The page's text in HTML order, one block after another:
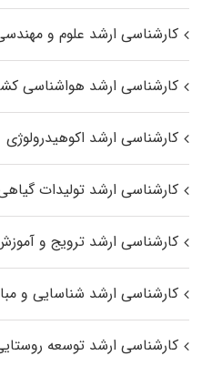
کارشناسی ارشد علوم و
کارشناسی ارشد هواشناسی
کارشناسی ارشد اکوهیدرولوژی
کارشناسی ارشد تولیدات
کارشناسی ارشد ترویج و
کارشناسی ارشد شناسایی و
کارشناسی ارشد توسعه